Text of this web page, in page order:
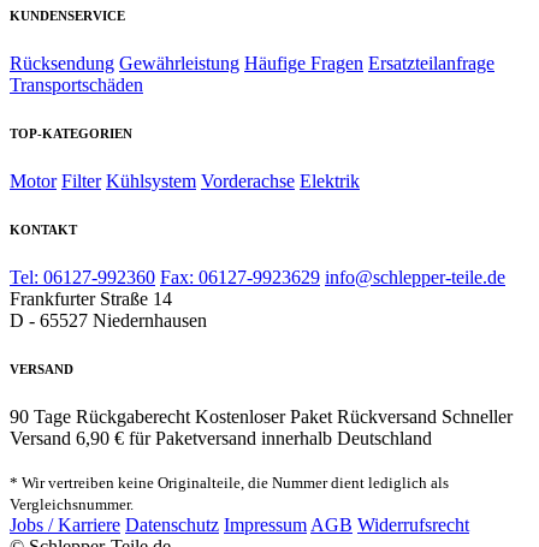
KUNDENSERVICE
Rücksendung Gewährleistung Häufige Fragen Ersatzteilanfrage
Transportschäden
TOP-KATEGORIEN
Motor Filter Kühlsystem Vorderachse Elektrik
KONTAKT
Tel: 06127-992360 Fax: 06127-9923629 info@schlepper-teile.de
Frankfurter Straße 14
D - 65527 Niedernhausen
VERSAND
90 Tage Rückgaberecht Kostenloser Paket Rückversand Schneller
Versand 6,90 € für Paketversand innerhalb Deutschland
* Wir vertreiben keine Originalteile, die Nummer dient lediglich als
Vergleichsnummer.
Jobs / Karriere Datenschutz Impressum AGB Widerrufsrecht